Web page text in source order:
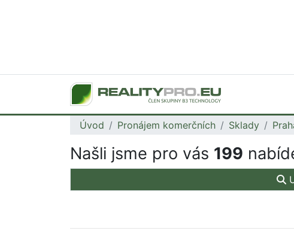
Úvod Pronájem komerčních Sklady
Našli jsme pro vás 199